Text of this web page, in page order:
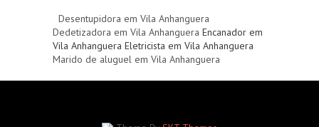
Desentupidora em Vila Anhanguera
Dedetizadora em Vila Anhanguera Encanador em
Vila Anhanguera Eletricista em Vila Anhanguera
Marido de aluguel em Vila Anhanguera